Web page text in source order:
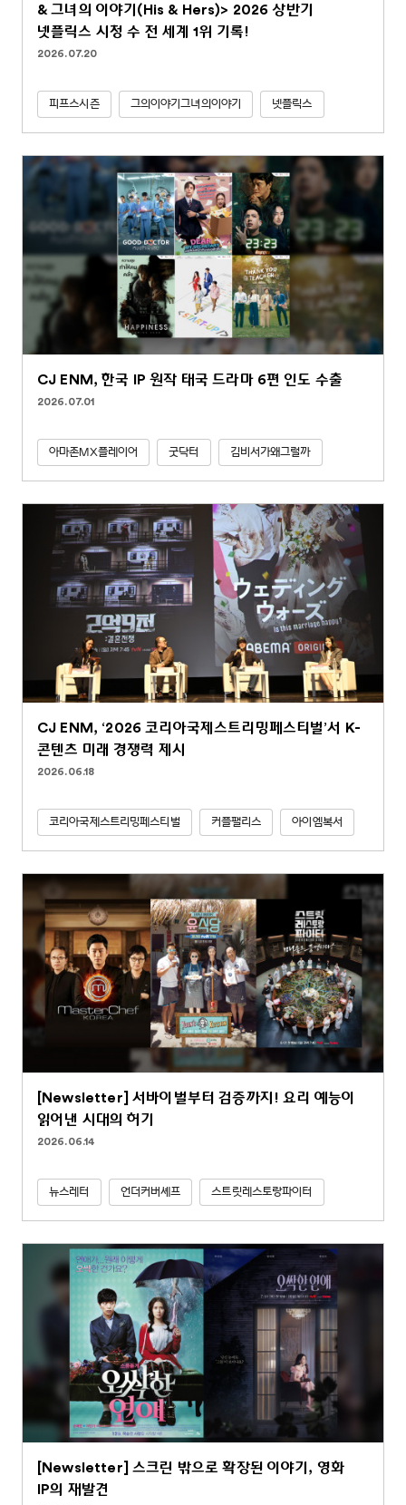
& 그녀의 이야기(His & Hers)> 2026 상반기
넷플릭스 시청 수 전 세계 1위 기록!
2026.07.20
피프스시즌 그의이야기그녀의이야기 넷플릭스
CJ ENM, 한국 IP 원작 태국 드라마 6편 인도 수출
2026.07.01
아마존MX플레이어 굿닥터 김비서가왜그럴까
CJ ENM, ‘2026 코리아국제스트리밍페스티벌’서 K-
콘텐츠 미래 경쟁력 제시
2026.06.18
코리아국제스트리밍페스티벌 커플팰리스 아이엠복서
[Newsletter] 서바이벌부터 검증까지! 요리 예능이
읽어낸 시대의 허기
2026.06.14
뉴스레터 언더커버셰프 스트릿레스토랑파이터
[Newsletter] 스크린 밖으로 확장된 이야기, 영화
IP의 재발견